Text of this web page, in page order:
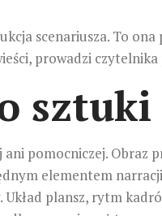
scenariusza. To
prowadzi czytelnika
pomocniczej.
elementem
plansz, rytm